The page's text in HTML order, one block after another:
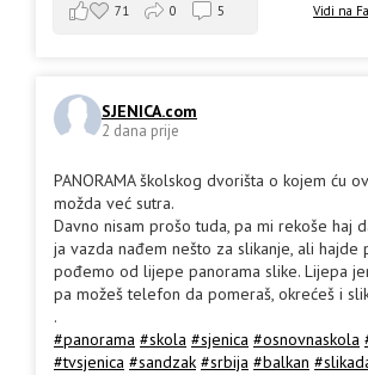
Vidi na
71 0 5
SJENICA.com
2 dana prije
PANORAMA školskog dvorišta o kojem ću
možda već sutra.
Davno nisam prošo tuda, pa mi rekoše haj
ja vazda nađem nešto za slikanje, ali hajde
pođemo od lijepe panorama slike. Lijepa
pa možeš telefon da pomeraš, okrećeš i
.
#panorama #skola #sjenica #osnovnaskola
#tvsjenica #sandzak #srbija #balkan